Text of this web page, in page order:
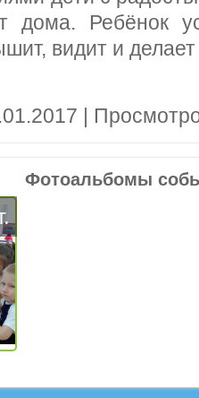
дома. Ребёнок
видит и
|
Фотоальбомы